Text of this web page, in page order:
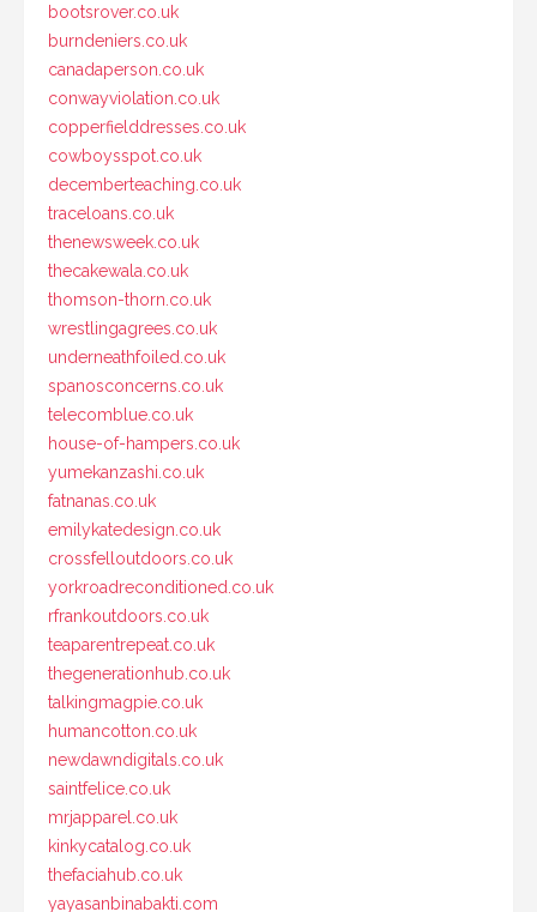
bootsrover.co.uk
burndeniers.co.uk
canadaperson.co.uk
conwayviolation.co.uk
copperfielddresses.co.uk
cowboysspot.co.uk
decemberteaching.co.uk
traceloans.co.uk
thenewsweek.co.uk
thecakewala.co.uk
thomson-thorn.co.uk
wrestlingagrees.co.uk
underneathfoiled.co.uk
spanosconcerns.co.uk
telecomblue.co.uk
house-of-hampers.co.uk
yumekanzashi.co.uk
fatnanas.co.uk
emilykatedesign.co.uk
crossfelloutdoors.co.uk
yorkroadreconditioned.co.uk
rfrankoutdoors.co.uk
teaparentrepeat.co.uk
thegenerationhub.co.uk
talkingmagpie.co.uk
humancotton.co.uk
newdawndigitals.co.uk
saintfelice.co.uk
mrjapparel.co.uk
kinkycatalog.co.uk
thefaciahub.co.uk
yayasanbinabakti.com